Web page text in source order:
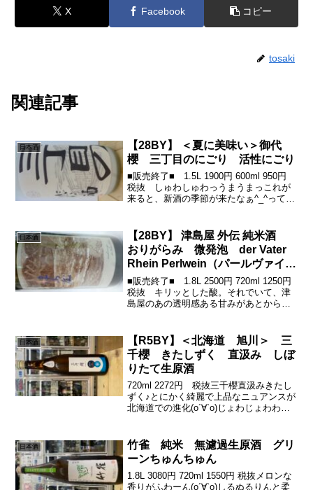
X Facebook コピー
tosaki
関連記事
日本酒
【28BY】 ＜夏に美味い＞御代
櫻 三丁目のにごり 活性にごり
■販売終了■ 1.5L 1900円 600ml 950円
税抜 しゅわしゅわっうまうまっこれが
来ると、新酒の季節が来たなぁ^_^って感
みのとろり感。。。熱々の鍋とくぃ...
日本酒
【28BY】 津島屋 外伝 純米酒
おりがらみ 微発泡 der Vater
Rhein Perlwein（パールヴァイ
ン） WINTER
■販売終了■ 1.8L 2500円 720ml 1250円
税抜 キリッとした酸。それでいて、津
島屋のあの透明感ある甘みがあとから心
も♪おすすめです。御代桜醸造さんがあ...
日本酒
【R5BY】＜北海道 旭川＞ 三
千櫻 きたしずく 直汲み しぼ
りたて生原酒
720ml 2272円 税抜三千櫻直汲みきたし
ずく♪とにかく綺麗で上品なニュアンスが
北海道での進化(о´∀`о)じょわじょわわー
品な甘味と酸。心地よい苦渋のアクセン
トと...
日本酒
竹雀 純米 無濾過生原酒 グリ
ーンちゅんちゅん
1.8L 3080円 720ml 1550円 税抜メロンな
香りがふわーん(о´∀`о)しるぬるりんと柔